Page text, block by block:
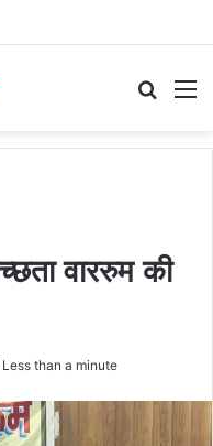
औचक निरीक्षण
वाररुम की
Less than a minute